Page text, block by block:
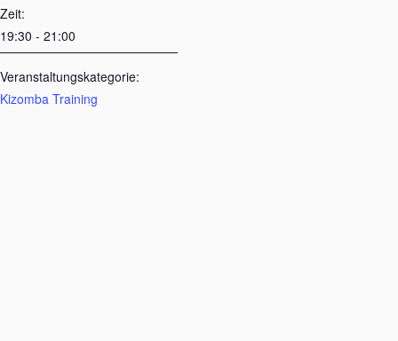
Zeit:
19:30 - 21:00
Veranstaltungskategorie:
Kizomba Training